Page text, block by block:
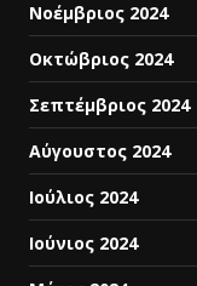
Νοέμβριος 2024
Οκτώβριος 2024
Σεπτέμβριος 2024
Αύγουστος 2024
Ιούλιος 2024
Ιούνιος 2024